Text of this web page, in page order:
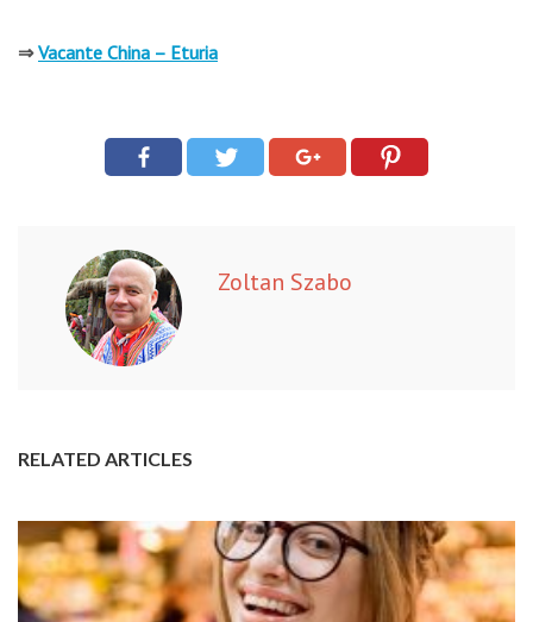
⇒Vacante China – Eturia
Zoltan Szabo
RELATED ARTICLES